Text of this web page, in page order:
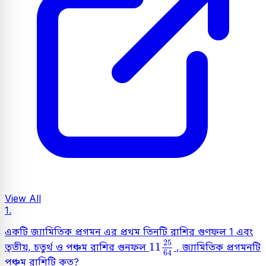
View All
1.
একটি জ্যামিতিক প্রগমন এর প্রথম তিনটি রাশির গুণফল 1 এবং
তৃতীয়, চতুর্থ ও পঞ্চম রাশির গুনফল 11 25
64
112564
, জ্যামিতিক প্রগমনটি
পঞ্চম রাশিটি কত?